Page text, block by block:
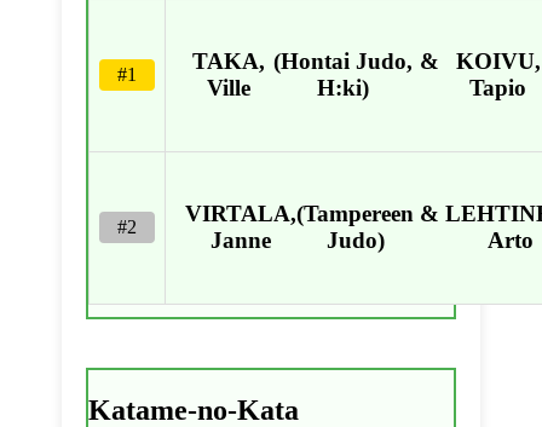
#1
TAKA,
Ville
(Hontai Judo,
H:ki)
&
KOIVU,
Tapio
#2
VIRTALA,
Janne
(Tampereen
Judo)
&
Arto
Katame-no-Kata